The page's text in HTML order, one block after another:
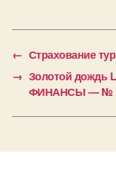
← Страхование
→ Золотой
ФИНАНСЫ — № 15